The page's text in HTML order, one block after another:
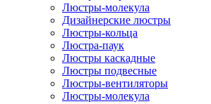
Люстры-молекула
Дизайнерские люстры
Люстры-кольца
Люстра-паук
Люстры каскадные
Люстры подвесные
Люстры-вентиляторы
Люстры-молекула